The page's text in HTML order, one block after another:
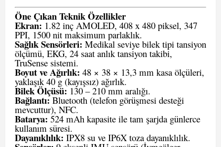
Öne Çıkan Teknik Özellikler
Ekran: 1.82 inç AMOLED, 408 x 480 piksel, 347
PPI, 1500 nit maksimum parlaklık.
Sağlık Sensörleri: Medikal seviye bilek tipi tansiyon
ölçümü, EKG, 24 saat anlık tansiyon takibi,
TruSense sistemi.
Boyut ve Ağırlık: 48 × 38 × 13,3 mm kasa ölçüleri,
yaklaşık 40 g (kayışsız) ağırlık.
Bilek Ölçüsü:130 – 210 mm aralığı.
Bağlantı:Bluetooth (telefon görüşmesi desteği
mevcuttur), NFC.
Batarya: 524 mAh kapasite ile tam şarjda günlerce
kullanım süresi.
Dayanıklılık: IPX8 su ve IP6X toza dayanıklılık.